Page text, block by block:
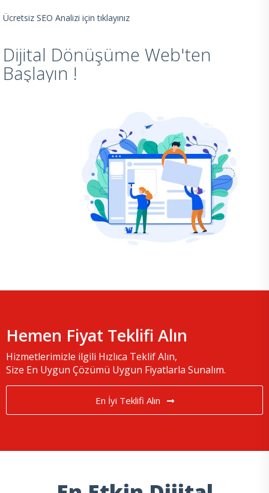
Ücretsiz SEO Analizi için tıklayınız
Dijital Dönüşüme Web'ten
Başlayın !
Hemen Fiyat Teklifi Alın
Hizmetlerimizle ilgili Hızlıca Teklif Alın,
Size En Uygun Çözümü Uygun Fiyatlarla Sunalım.
En İyi Teklifi Alın